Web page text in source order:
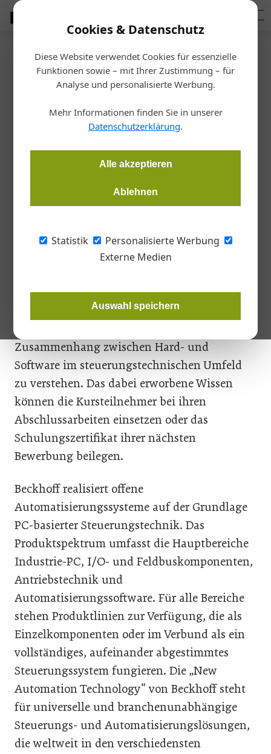
Cookies & Datenschutz
Diese Website verwendet Cookies für essenzielle
Funktionen sowie – mit Ihrer Zustimmung – für
Analyse und personalisierte Werbung.
Mehr Informationen finden Sie in unserer
Datenschutzerklärung.
Alle akzeptieren
Ablehnen
Statistik
Personalisierte Werbung
Externe Medien
Auswahl speichern
Startseite/Allgemein
Workshop: Steuerungstechnik
Redaktion Architektur & Bau Forum 12.02.2020, 13:41 Uhr
Im Sommer diesen Jahres wird Studenten bei der „Beckhoff
PC-basierte Steuerungstechnik zu gewinnen.
Neben den Grundbegrifflichkeiten der
Teilnehmer das Erstellen von Steuerungslogik
in den Programmiersprachen der IEC-61131-3.
Zusammenhang zwischen Hard- und
Software im steuerungstechnischen Umfeld
zu verstehen. Das dabei erworbene Wissen
können die Kursteilnehmer bei ihren
Abschlussarbeiten einsetzen oder das
Schulungszertifikat ihrer nächsten
Bewerbung beilegen.
Beckhoff realisiert offene
Automatisierungssysteme auf der Grundlage
PC-basierter Steuerungstechnik. Das
Produktspektrum umfasst die Hauptbereiche
Industrie-PC, I/O- und Feldbuskomponenten,
Antriebstechnik und
Automatisierungssoftware. Für alle Bereiche
stehen Produktlinien zur Verfügung, die als
Einzelkomponenten oder im Verbund als ein
vollständiges, aufeinander abgestimmtes
Steuerungssystem fungieren. Die „New
Automation Technology“ von Beckhoff steht
für universelle und branchenunabhängige
Steuerungs- und Automatisierungslösungen,
die weltweit in den verschiedensten